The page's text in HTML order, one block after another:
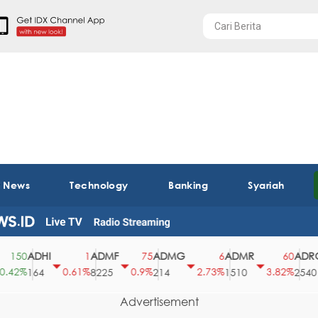
Technology Banking Syariah
ADHI
164
0.61%
ADMF
8225
0.9%
ADMG
214
2.73%
ADMR
1510
3.82%
ADRO
2540
Advertisement